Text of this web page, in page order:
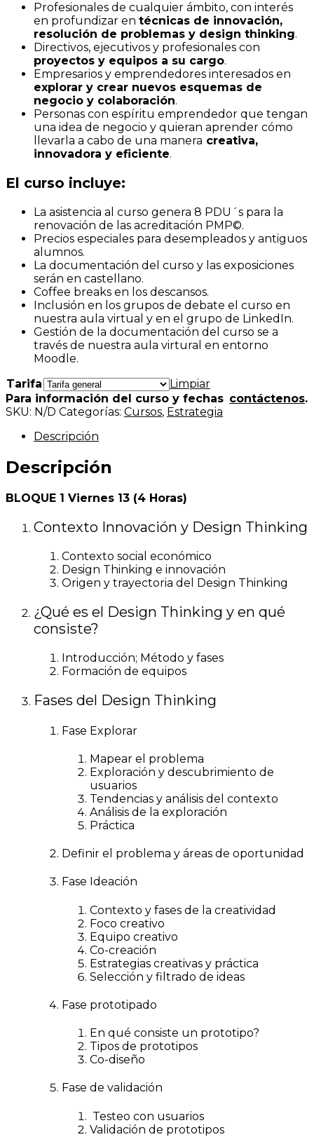
Profesionales de cualquier ámbito, con interés
en profundizar en técnicas de innovación,
resolución de problemas y design thinking.
Directivos, ejecutivos y profesionales con
proyectos y equipos a su cargo.
Empresarios y emprendedores interesados en
explorar y crear nuevos esquemas de
negocio y colaboración.
Personas con espíritu emprendedor que tengan
una idea de negocio y quieran aprender cómo
llevarla a cabo de una manera creativa,
innovadora y eficiente.
El curso incluye:
La asistencia al curso genera 8 PDU´s para la
renovación de las acreditación PMP©.
Precios especiales para desempleados y antiguos
alumnos.
La documentación del curso y las exposiciones
serán en castellano.
Coffee breaks en los descansos.
Inclusión en los grupos de debate el curso en
nuestra aula virtual y en el grupo de LinkedIn.
Gestión de la documentación del curso se a
través de nuestra aula virtural en entorno
Moodle.
Tarifa
Limpiar
Para información del curso y fechas contáctenos.
SKU: N/D Categorías: Cursos, Estrategia
Descripción
Descripción
BLOQUE 1 Viernes 13 (4 Horas)
Contexto Innovación y Design Thinking
Contexto social económico
Design Thinking e innovación
Origen y trayectoria del Design Thinking
¿Qué es el Design Thinking y en qué
consiste?
Introducción; Método y fases
Formación de equipos
Fases del Design Thinking
Fase Explorar
Mapear el problema
Exploración y descubrimiento de
usuarios
Tendencias y análisis del contexto
Análisis de la exploración
Práctica
Definir el problema y áreas de oportunidad
Fase Ideación
Contexto y fases de la creatividad
Foco creativo
Equipo creativo
Co-creación
Estrategias creativas y práctica
Selección y filtrado de ideas
Fase prototipado
En qué consiste un prototipo?
Tipos de prototipos
Co-diseño
Fase de validación
Testeo con usuarios
Validación de prototipos